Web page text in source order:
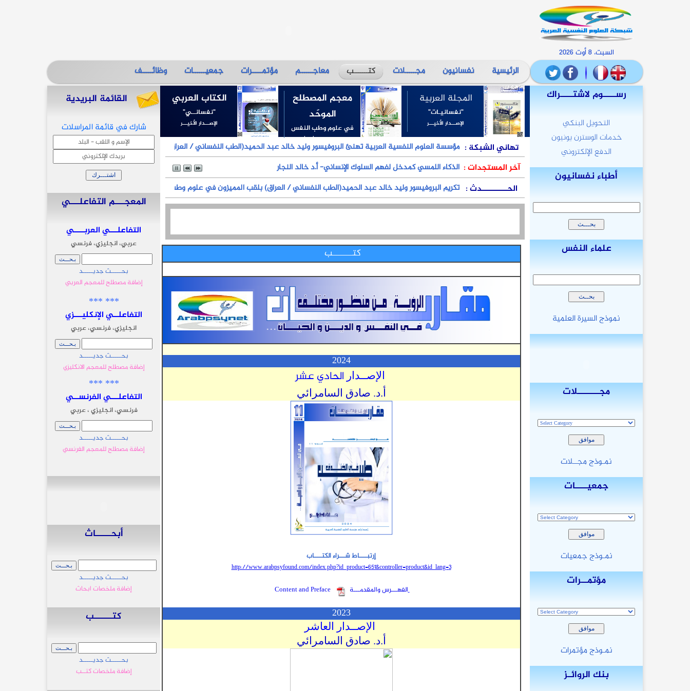
السبت، 8 أوت 2026
الرئيسية نفسانيون مجـــــلات كتـــــــب معاجــــــم مؤتمـــــرات جمعيــــــات وظائـــــف
رســــوم لاشتــــراك
التحويل البنكي
خدمات الوسترن يونيون
الدفع الإلكتروني
أطباء نفسانيون
علماء النفس
نموذج السيرة العلمية
مجـــــــلات
نمـوذج مجــلات
جمعيــــات
نمـوذج جمعيات
مؤتمــرات
نمـوذج مؤتمرات
بنك الروائـز
المجلة العربية
"نفسانيـات"
الإصـــدار الأخيـــر
معجم المصطلح
الموحّد
في علوم وطب النفس
الإصــدارات الثـلاث
الكتاب العربي
"نفسانــي"
الإصـــدار الأخيـــر
تهاني الشبكة: مؤسسة العلوم النفسية العربية تهنئ البروفيسور وليد خالد عبد الحميد(الطب النفساني / العراق) بلقب المميزون في علوم وطب النفس للعام 2025
آخر المستجدات : الذكاء اللمسي كمدخل لفهم السلوك الإنساني- أ.د خالد النجار
الحــــــــــدث: تكريم البروفيسور وليد خالد عبد الحميد(الطب النفساني / العراق) بلقب المميزون في علوم وطب النفس للعام 2025
كتــــــــب
2024
الإصــدار الحادي عشر
أ.د. صادق السامرائي
إرتبــــاط شـــراء الكتــــاب
http://www.arabpsyfound.com/index.php?id_product=651&controller=product&id_lang=3
الفهـــرس والمقدمـــة Content and Preface
2023
الإصــدار العاشر
أ.د. صادق السامرائي
القائمة البريدية
شارك في قائمة المراسلات
المعجـــم التفاعلـــي
التفاعلـــي العربــــي
عربي، انجليزي، فرنسي
بحـــــث جديـــــد
إضافة مصطلح للمعجم العربي
*** ***
التفاعلــي الإنكليـــزي
انجليزي، فرنسي، عربي
بحـــــث جديـــــد
إضافة مصطلح للمعجم الانكليزي
*** ***
التفاعلـــي الفرنســي
فرنسي، انجليزي ، عربي
بحـــــث جديـــــد
إضافة مصطلح للمعجم الفرنسي
أبحـــــاث
بحـــــث جديـــــد
إضافة ملخصات ابحاث
كتــــــب
بحـــــث جديـــــد
إضافة ملخصات كتــب